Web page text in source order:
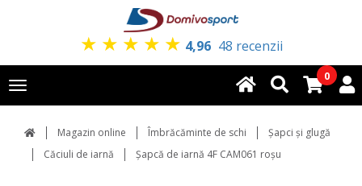
★ ★ ★ ★ ★ 4,96 48 recenzii
Toggle
navigation
0
Magazin online Îmbrăcăminte de schi
Şapci şi glugă
Căciuli de iarnă
Șapcă de iarnă 4F CAM061 roșu